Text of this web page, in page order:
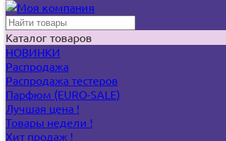
Каталог товаров
НОВИНКИ
Распродажа
Распродажа тестеров
Парфюм (EURO-SALE)
Лучшая цена !
Товары недели !
Хит продаж !